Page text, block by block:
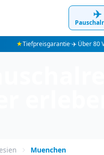
✈️
★Tiefpreisgarantie·✈️ Über 80
Muenchen